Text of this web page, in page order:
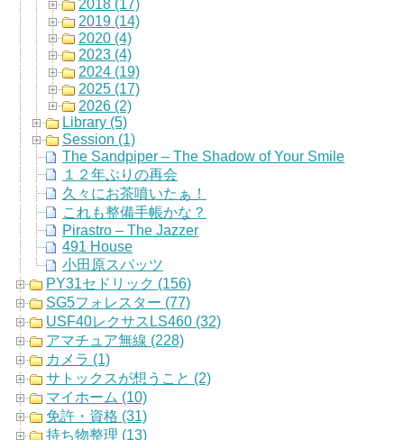
2018 (17)
2019 (14)
2020 (4)
2023 (4)
2024 (19)
2025 (17)
2026 (2)
Library (5)
Session (1)
The Sandpiper – The Shadow of Your Smile
１２年ぶりの再会
久々にお茶噴いたぁ！
これも整備手帳かな？
Pirastro – The Jazzer
491 House
小田原スパッツ
PY31セドリック (156)
SG5フォレスター (77)
USF40レクサスLS460 (32)
アマチュア無線 (228)
カメラ (1)
サトックスが想うこと (2)
マイホーム (10)
免許・資格 (31)
持ち物整理 (13)